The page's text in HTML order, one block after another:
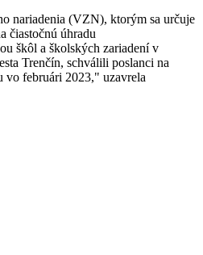
nariadenia (VZN), ktorým sa určuje
čiastočnú úhradu
škôl a školských zariadení v
Trenčín, schválili poslanci na
vo februári 2023," uzavrela